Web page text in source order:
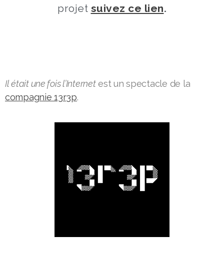
projet suivez ce lien.
Il était une fois l’Internetest un spectacle de la
compagnie 13r3p.